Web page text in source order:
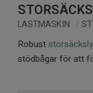
LASTMASKIN
Robust
stödbågar för att